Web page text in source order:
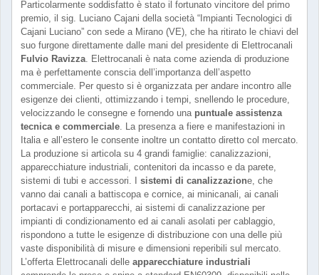
Particolarmente soddisfatto è stato il fortunato vincitore del primo
premio, il sig. Luciano Cajani della società “Impianti Tecnologici di
Cajani Luciano” con sede a Mirano (VE), che ha ritirato le chiavi del
suo furgone direttamente dalle mani del presidente di Elettrocanali
Fulvio Ravizza. Elettrocanali è nata come azienda di produzione
ma è perfettamente conscia dell’importanza dell’aspetto
commerciale. Per questo si è organizzata per andare incontro alle
esigenze dei clienti, ottimizzando i tempi, snellendo le procedure,
velocizzando le consegne e fornendo una puntuale assistenza
tecnica e commerciale. La presenza a fiere e manifestazioni in
Italia e all’estero le consente inoltre un contatto diretto col mercato.
La produzione si articola su 4 grandi famiglie: canalizzazioni,
apparecchiature industriali, contenitori da incasso e da parete,
sistemi di tubi e accessori. I sistemi di canalizzazione, che
vanno dai canali a battiscopa e cornice, ai minicanali, ai canali
portacavi e portapparecchi, ai sistemi di canalizzazione per
impianti di condizionamento ed ai canali asolati per cablaggio,
rispondono a tutte le esigenze di distribuzione con una delle più
vaste disponibilità di misure e dimensioni reperibili sul mercato.
L’offerta Elettrocanali delle apparecchiature industriali